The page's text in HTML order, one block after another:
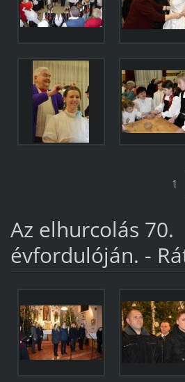
1
Az elhurcolás 70.
évfordulóján. -